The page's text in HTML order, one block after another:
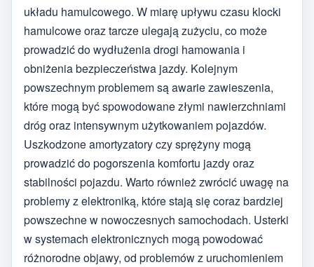
układu hamulcowego. W miarę upływu czasu klocki
hamulcowe oraz tarcze ulegają zużyciu, co może
prowadzić do wydłużenia drogi hamowania i
obniżenia bezpieczeństwa jazdy. Kolejnym
powszechnym problemem są awarie zawieszenia,
które mogą być spowodowane złymi nawierzchniami
dróg oraz intensywnym użytkowaniem pojazdów.
Uszkodzone amortyzatory czy sprężyny mogą
prowadzić do pogorszenia komfortu jazdy oraz
stabilności pojazdu. Warto również zwrócić uwagę na
problemy z elektroniką, które stają się coraz bardziej
powszechne w nowoczesnych samochodach. Usterki
w systemach elektronicznych mogą powodować
różnorodne objawy, od problemów z uruchomieniem